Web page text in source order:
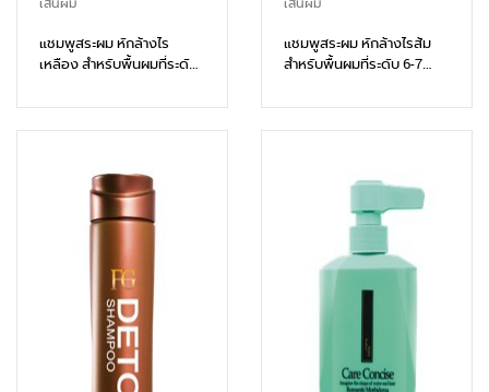
แชมพูสระผม หักล้างไร
เหลือง สำหรับพื้นผมที่ระดับ
แชมพูสระผม หักล้างไรส้ม
สำหรับพื้นผมที่ระดับ 6-7